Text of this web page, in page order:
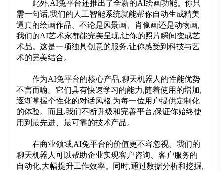
需一句话,我们的人工智能系统就能帮你自动生成精美
逼真的绘画作品。不论是风景画、肖像画还是动物画,
我们的AI艺术家都能完美呈现,让你的照片瞬间变成艺
术品。这是一项独具创意的服务,让你感受到科技与艺
术的完美结合。
不言而喻。它们具有快速学习的能力,随着使用的增加,
逐渐掌握个性化的对话风格,为每一位用户提供定制化
的体验。而且,我们不断升级和完善平台,保证你始终使
用到最先进、最可靠的技术产品。
聊天机器人可以帮助企业实现客户咨询、客户服务的
自动化,大幅提升工作效率。同时,通过数据分析和挖掘,